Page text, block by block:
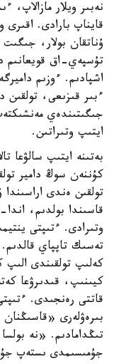
نەبىر ويلار
قايناپ بارادى.
ۇناتقان بولار، جىگىت
تۇسپەي-اق
اشپادىم. ءوزىم
ءبىر قىزىعى،
جىگىتىندەي
ايتىپ وتىراتىن.
بەتىنە ايتىپ سالۋعا
كۇننەن سوڭ دامير
تولقىن ەندى
قاسىندا بولدىم،
وتىرادى. ءتىپتى
تەسىك تاپپاي قالدىم.
كەلىپ تولقىندى
كيىنىپ، قىدىرۋعا
قاتتى رەنجىدى.
بىرەۋلەرى
تىڭدامادىم. «نە
جۇمىسىمدى ىستەپ